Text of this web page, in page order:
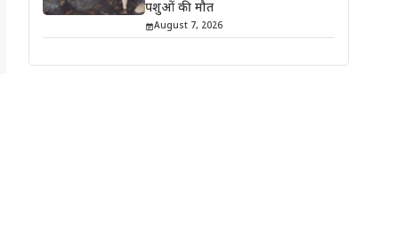
पशुओं की मौत
August 7, 2026